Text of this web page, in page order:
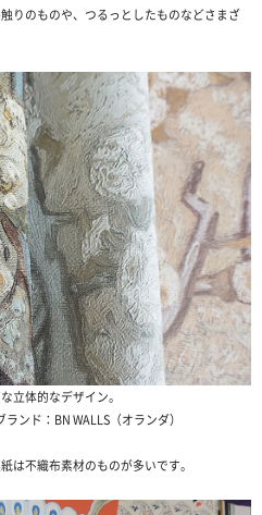
りのものや、つるっとしたものなどさまざ
立体的なデザイン。
ランド：BN WALLS（オランダ）
は不織布素材のものが多いです。